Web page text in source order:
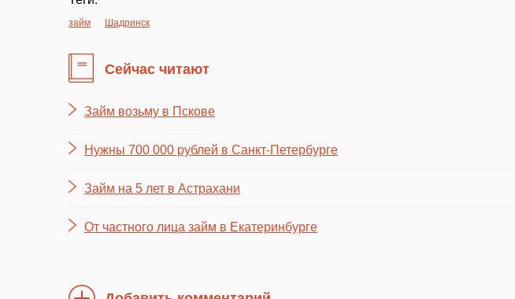
займ Шадринск
Сейчас читают
Займ возьму в Пскове
Нужны 700 000 рублей в Санкт-Петербурге
Займ на 5 лет в Астрахани
От частного лица займ в Екатеринбурге